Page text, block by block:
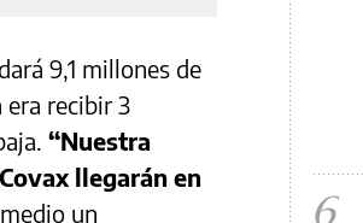
9,1 millones de
recibir 3
“Nuestra
llegarán en
un 6